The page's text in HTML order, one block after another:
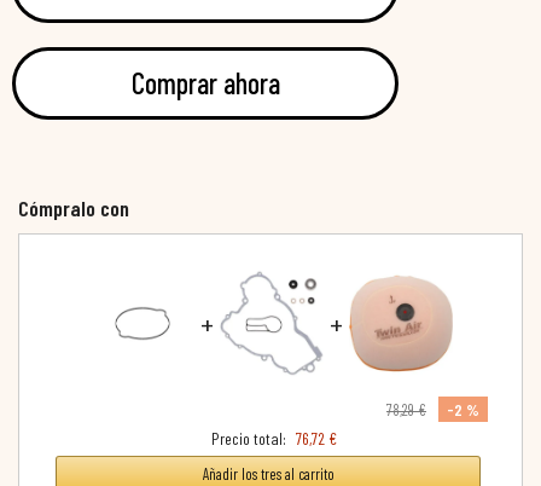
Comprar ahora
Cómpralo con
+ +
78,29 €
-2 %
Precio total: 76,72 €
Añadir los tres al carrito